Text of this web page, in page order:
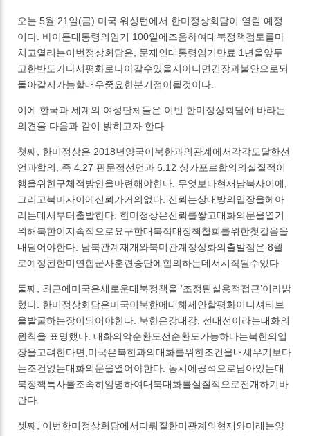
오는 5월 21일(금) 미국 워싱턴에서 한미정상회담이 열릴 예정
이다. 바이든대통령의임기 100일에즈음하여대북정책검토를마
치고열리는이번정상회담은, 문재인대통령임기만료 1년을앞두
고한반도가다시평화로나아갈수있을지아니면긴장과불안으로되
돌아갈지가늠할매우중요한분기점이될것이다.
이에 한국과 세계의 여성단체들은 이번 한미정상회담에 바라는
의견을 다음과 같이 밝히고자 한다.
첫째, 한미정상은 2018년양국이북한과의관계에서각각도달한선
언과합의, 즉 4.27 판문점선언과 6.12 싱가포르합의의실질적이
행을위한구체적방안을마련해야한다. 무엇보다현재남북사이에,
그리고북미사이에신뢰가거의없다. 신뢰는상대방의입장을헤아
리는데서부터출발한다. 한미정상은신뢰를쌓고대화의문을열기
위해북한이지속적으로요구한대북적대정책철회를위한첫걸음을
내딛어야한다. 남북관계재개와북미관계정상화의출발점은 8월
로예정된한미연합군사훈련중단에합의하는데서시작될수있다.
둘째, 최근에미국은새로운대북정책을 ‘조정된실용적접근’이라밝
혔다. 한미정상회담은미국이북한에대해제안할평화이니셔티브
을발굴하는장이되어야한다. 북한은강대강, 선대선이라는대화의
원칙을 표명했다. 대화의악순환도선순환도가능하다는북한의입
장을고려한다면,미국은북한과의대화를위한조건을내세우기보다
는조건없는대화의문을열어야한다. 동시에공석으로남아있는대
북정책특사를조속히임명하여대북대화를실질적으로전개하기바
란다.
셋째, 이번한미정상회담에서다뤄질한미관계의현재와미래는양